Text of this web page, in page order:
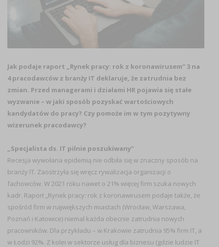
Jak podaje raport „Rynek pracy: rok z koronawirusem” 3 na
4 pracodawców z branży IT deklaruje, że zatrudnia bez
zmian. Przed managerami i działami HR pojawia się stałe
wyzwanie – w jaki sposób pozyskać wartościowych
kandydatów do pracy? Czy pomoże im w tym pozytywny
wizerunek pracodawcy?
„Specjalista ds. IT pilnie poszukiwany”
Recesja wywołana epidemią nie odbiła się w znaczny sposób na
branży IT. Zaostrzyła się wręcz rywalizacja organizacji o
fachowców. W 2021 roku nawet o 21% więcej firm szuka nowych
kadr. Raport „Rynek pracy: rok z koronawirusem podaje także, że
spośród firm w największych miastach (Wrocław, Warszawa,
Poznań i Katowice) niemal każda obecnie zatrudnia nowych
pracowników. Dla przykładu – w Krakowie zatrudnia 95% firm IT, a
w Łodzi 92%. Z kolei w sektorze usług dla biznesu (gdzie ludzie IT